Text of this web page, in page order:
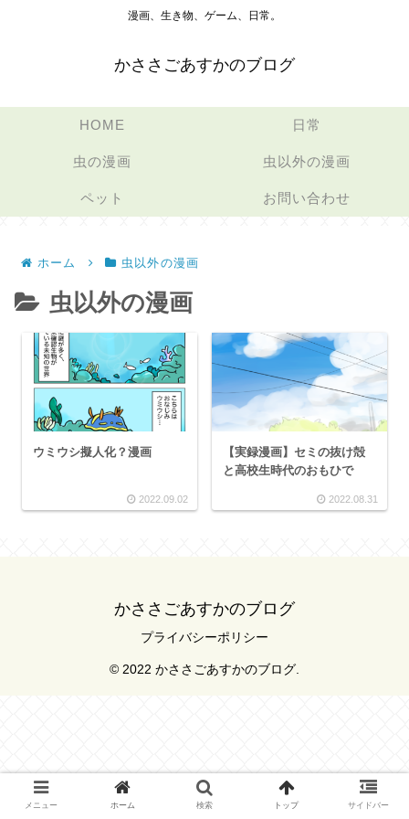
漫画、生き物、ゲーム、日常。
かささごあすかのブログ
HOME 日常
虫の漫画 虫以外の漫画
ペット お問い合わせ
ホーム 虫以外の漫画
虫以外の漫画
ウミウシ擬人化？漫画
2022.09.02
【実録漫画】セミの抜け殻
と高校生時代のおもひで
2022.08.31
かささごあすかのブログ
プライバシーポリシー
© 2022 かささごあすかのブログ.
メニュー ホーム 検索 トップ サイドバー